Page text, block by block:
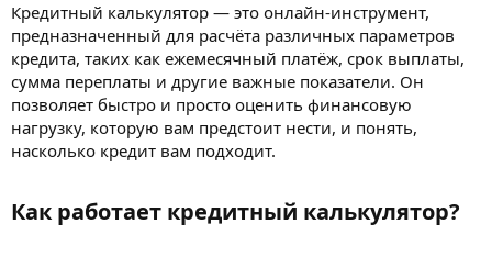
Кредитный калькулятор — это онлайн-инструмент,
предназначенный для расчёта различных параметров
кредита, таких как ежемесячный платёж, срок выплаты,
сумма переплаты и другие важные показатели. Он
позволяет быстро и просто оценить финансовую
нагрузку, которую вам предстоит нести, и понять,
насколько кредит вам подходит.
Как работает кредитный калькулятор?​